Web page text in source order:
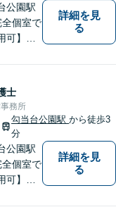
公園駅
個室で
】
よりよ
よう
おり
りの方
さい。
詳細を見
る
士
務所
勾当台公園駅から徒歩3
分
公園駅
個室で
】目
ていた
詳細を見
る